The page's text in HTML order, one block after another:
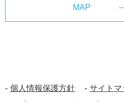
MAP
個人情報保護方針 サイトマ